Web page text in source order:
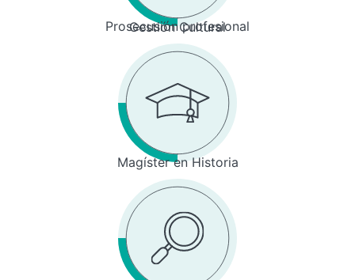
Prosecusión profesional
Gestión Cultural
Magíster en Historia